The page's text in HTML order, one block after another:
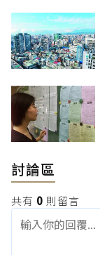
討論區
共有 0 則留言